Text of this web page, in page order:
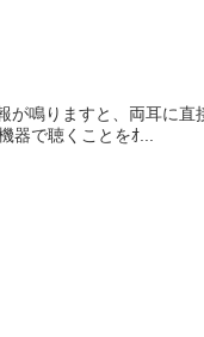
鳴りますと、両耳に直
器で聴くことをｵ...